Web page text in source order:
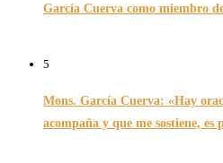
García Cuerva como miembro
5
Mons. García Cuerva: «Hay
acompaña y que me sostiene, es